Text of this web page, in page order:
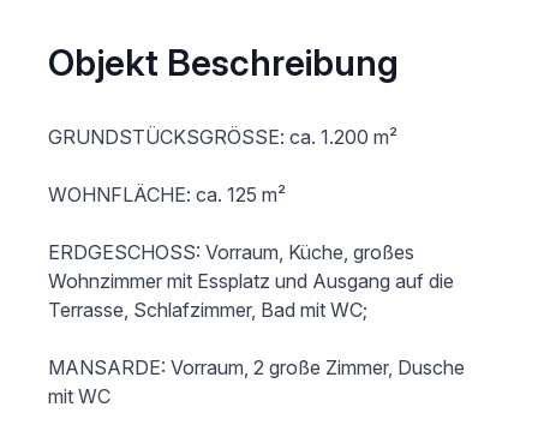
Objekt Beschreibung
GRUNDSTÜCKSGRÖSSE: ca. 1.200 m²
WOHNFLÄCHE: ca. 125 m²
ERDGESCHOSS: Vorraum, Küche, großes
Wohnzimmer mit Essplatz und Ausgang auf die
Terrasse, Schlafzimmer, Bad mit WC;
MANSARDE: Vorraum, 2 große Zimmer, Dusche
mit WC